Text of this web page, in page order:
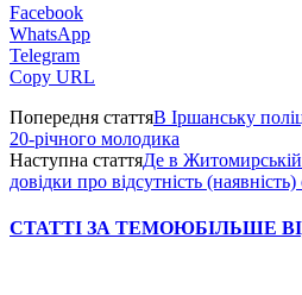
Facebook
WhatsApp
Telegram
Copy URL
Попередня статтяВ Іршанську
20-річного молодика
Наступна статтяДе в
довідки про відсутність (наявність)
СТАТТІ ЗА ТЕМОЮБІЛЬШЕ